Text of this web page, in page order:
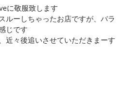
に敬服致します
ルーしちゃったお店ですが、バラ
じです
近々後追いさせていただきまーす